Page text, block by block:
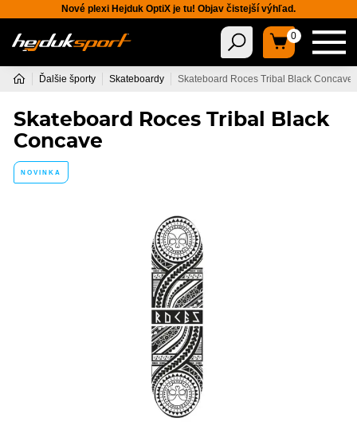
Nové plexi Hejduk OptiX je tu! Objav čistejší výhľad.
0
Ďalšie športy Skateboardy Skateboard Roces Tribal Black Concave
Skateboard Roces Tribal Black
Concave
NOVINKA